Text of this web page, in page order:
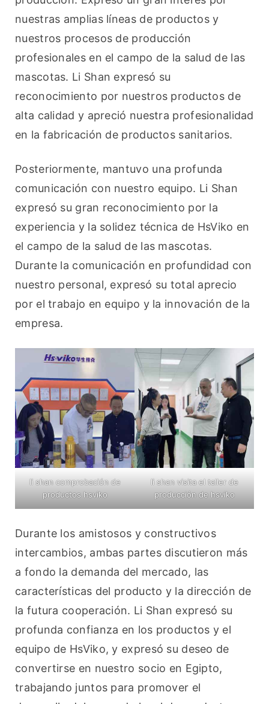
nuestras amplias líneas de productos y
nuestros procesos de producción
profesionales en el campo de la salud de las
mascotas. Li Shan expresó su
reconocimiento por nuestros productos de
alta calidad y apreció nuestra profesionalidad
en la fabricación de productos sanitarios.
Posteriormente, mantuvo una profunda
comunicación con nuestro equipo. Li Shan
expresó su gran reconocimiento por la
experiencia y la solidez técnica de HsViko en
el campo de la salud de las mascotas.
Durante la comunicación en profundidad con
nuestro personal, expresó su total aprecio
por el trabajo en equipo y la innovación de la
empresa.
li shan comprobación de
productos hsviko
li shan visita el taller de
producción de hsviko
Durante los amistosos y constructivos
intercambios, ambas partes discutieron más
a fondo la demanda del mercado, las
características del producto y la dirección de
la futura cooperación. Li Shan expresó su
profunda confianza en los productos y el
equipo de HsViko, y expresó su deseo de
convertirse en nuestro socio en Egipto,
trabajando juntos para promover el